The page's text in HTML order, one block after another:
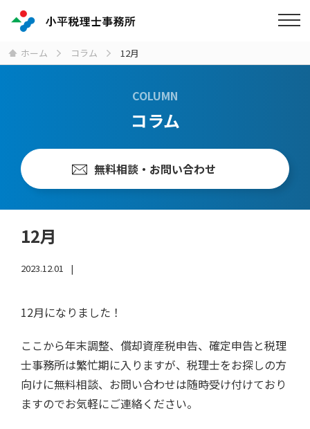
ホーム コラム 12月
COLUMN
コラム
無料相談・お問い合わせ
12月
2023.12.01
12月になりました！
ここから年末調整、償却資産税申告、確定申告と税理
士事務所は繁忙期に入りますが、税理士をお探しの方
向けに無料相談、お問い合わせは随時受け付けており
ますのでお気軽にご連絡ください。